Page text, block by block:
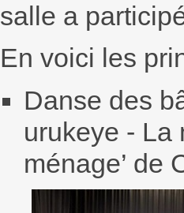
salle a
En voici les
Danse des
urukeye - La
ménage’ de